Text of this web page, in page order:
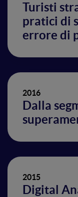
Turisti
pratici di
errore di
2016
Dalla
2015
Digital